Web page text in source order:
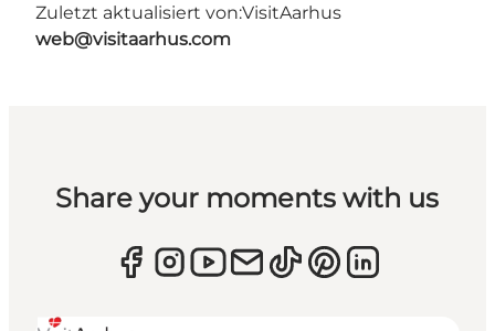
Zuletzt aktualisiert von:VisitAarhus
web@visitaarhus.com
Share your moments with us